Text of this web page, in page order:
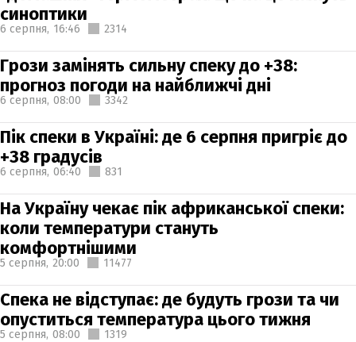
синоптики
6 серпня, 16:46 2314
Грози замінять сильну спеку до +38:
прогноз погоди на найближчі дні
6 серпня, 08:00 3342
Пік спеки в Україні: де 6 серпня пригріє до
+38 градусів
6 серпня, 06:40 831
На Україну чекає пік африканської спеки:
коли температури стануть
комфортнішими
5 серпня, 20:00 11477
Спека не відступає: де будуть грози та чи
опуститься температура цього тижня
5 серпня, 08:00 1319